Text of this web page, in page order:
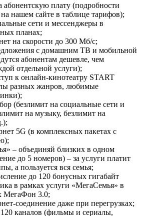
абонентскую плату (подробности
нашем сайте в таблице тарифов);
сети и мессенджеры в
планах;
на скорости до 300 Мб/с;
с домашним ТВ и мобильной
абонентам дешевле, чем
отдельной услуги);
к онлайн-кинотеатру START
разных жанров, любимые
(безлимит на социальные сети и
на музыку, безлимит на
5G (в комплексных пакетах с
– объединяй близких в одном
до 5 номеров) – за услуги платит
а пользуется вся семья;
до 120 бонусных гигабайт
в рамках услуги «МегаСемья» в
МегаФон 3.0;
соединение даже при перегрузках;
каналов (фильмы и сериалы,